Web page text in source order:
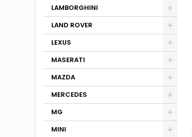
LAMBORGHINI
LAND ROVER
LEXUS
MASERATI
MAZDA
MERCEDES
MG
MINI